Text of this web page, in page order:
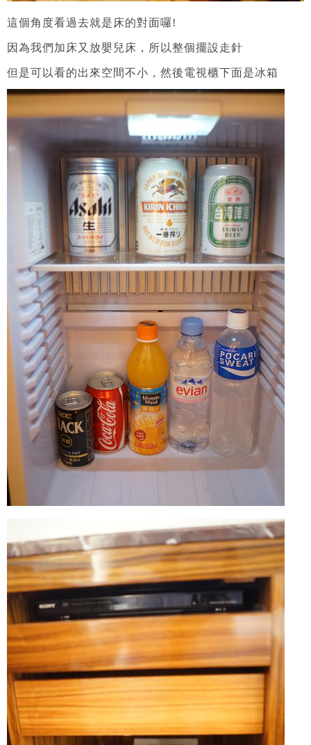
這個角度看過去就是床的對面囉!
因為我們加床又放嬰兒床，所以整個擺設走針
但是可以看的出來空間不小，然後電視櫃下面是冰箱